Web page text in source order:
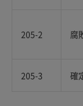
205-2 腐
205-3 確